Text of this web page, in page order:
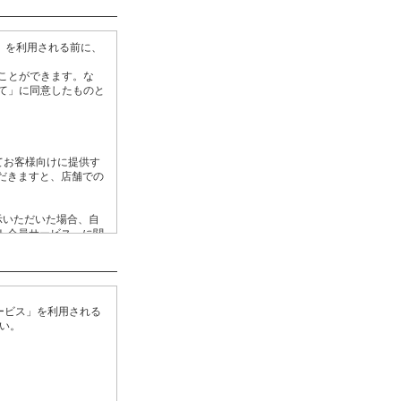
利用される前に、
とができます。な
」に同意したものと
客様向けに提供す
きますと、店舗での
ただいた場合、自
会員サービス」に関
のご登録が解除さ
ス」を利用される
。